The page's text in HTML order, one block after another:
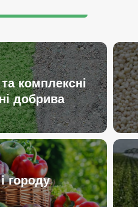
комплексні
добрива
городу